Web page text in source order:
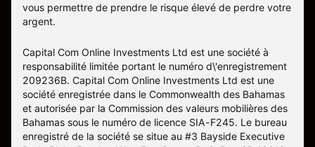
vous permettre de prendre le risque élevé de perdre votre
argent.
Capital Com Online Investments Ltd est une société à
responsabilité limitée portant le numéro d\'enregistrement
209236B. Capital Com Online Investments Ltd est une
société enregistrée dans le Commonwealth des Bahamas
et autorisée par la Commission des valeurs mobilières des
Bahamas sous le numéro de licence SIA-F245. Le bureau
enregistré de la société se situe au #3 Bayside Executive